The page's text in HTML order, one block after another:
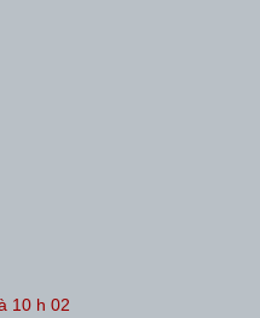
10 h 02